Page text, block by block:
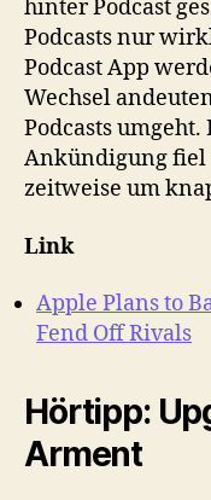
hinter Podcast
Podcasts nur
Podcast App
Wechsel
Podcasts
Ankündigung fiel
zeitweise um
Link
Apple Plans to
Fend Off Rivals
Hörtipp:
Arment